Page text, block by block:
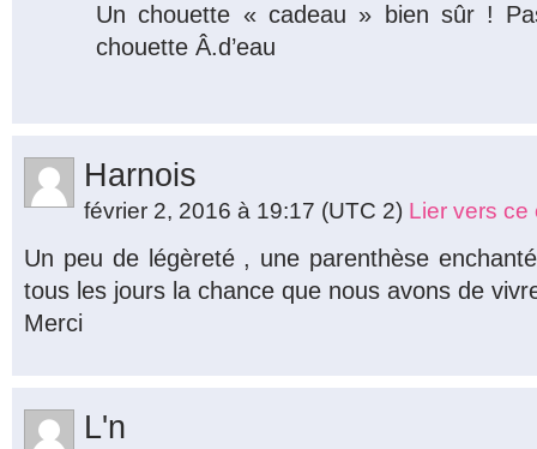
Un chouette « cadeau » bien sûr !
chouette Â.d’eau
Harnois
février 2, 2016 à 19:17 (UTC 2) Lier vers ce
Un peu de légèreté , une parenthèse
tous les jours la chance que nous avons de
Merci
L'n